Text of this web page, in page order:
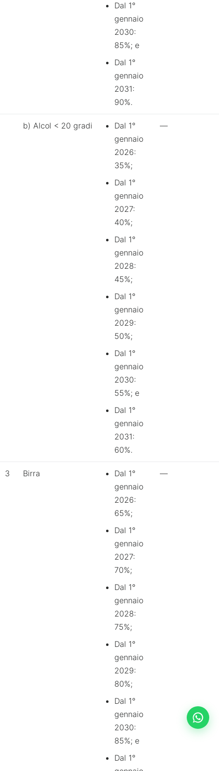
Dal 1°
gennaio
2030:
85%; e
Dal 1°
gennaio
2031:
90%.
b) Alcol < 20 gradi
Dal 1°
gennaio
2026:
35%;
Dal 1°
gennaio
2027:
40%;
Dal 1°
gennaio
2028:
45%;
Dal 1°
gennaio
2029:
50%;
Dal 1°
gennaio
2030:
55%; e
Dal 1°
gennaio
2031:
60%.
—
3 Birra
Dal 1°
gennaio
2026:
65%;
Dal 1°
gennaio
2027:
70%;
Dal 1°
gennaio
2028:
75%;
Dal 1°
gennaio
2029:
80%;
Dal 1°
gennaio
2030:
85%; e
Dal 1°
—